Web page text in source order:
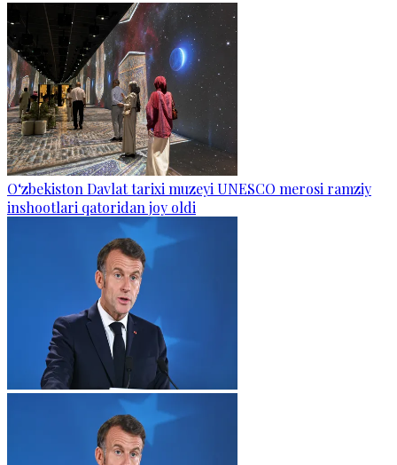
O‘zbekiston Davlat tarixi muzeyi UNESCO merosi ramziy
inshootlari qatoridan joy oldi